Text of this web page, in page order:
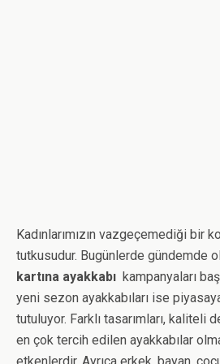
Kadınlarımızın vazgeçemediği bir
tutkusudur. Bugünlerde gündemde
kartına ayakkabı kampanyaları
yeni sezon ayakkabıları ise
tutuluyor. Farklı tasarımları, kaliteli
en çok tercih edilen ayakkabılar